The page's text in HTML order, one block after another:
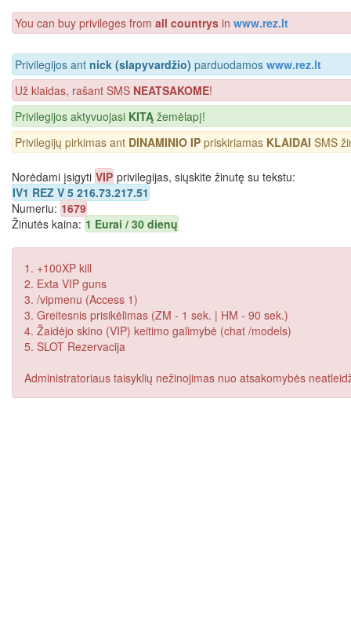
You can buy privileges from all countrys in www.rez.lt
Privilegijos ant nick (slapyvardžio) parduodamos www.rez.lt
Už klaidas, rašant SMS NEATSAKOME!
Privilegijos aktyvuojasi KITĄ žemėlapį!
Privilegijų pirkimas ant DINAMINIO IP priskiriamas KLAIDAI SMS
Norėdami įsigyti VIP privilegijas, siųskite žinutę su tekstu:
IV1 REZ V 5 216.73.217.51
Numeriu: 1679
Žinutės kaina: 1 Eurai / 30 dienų
1. +100XP kill
2. Exta VIP guns
3. /vipmenu (Access 1)
3. Greitesnis prisikėlimas (ZM - 1 sek. | HM - 90 sek.)
4. Žaidėjo skino (VIP) keitimo galimybė (chat /models)
5. SLOT Rezervacija
Administratoriaus taisyklių nežinojimas nuo atsakomybės